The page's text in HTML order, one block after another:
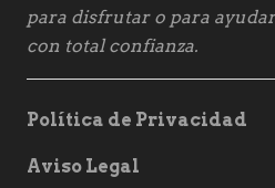
para disfrutar o para
con total confianza.
Política de Privacidad
Aviso Legal